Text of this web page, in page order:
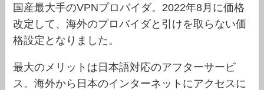
国産最大手のVPNプロバイダ。2022年8月に価格
改定して、海外のプロバイダと引けを取らない価
格設定となりました。
最大のメリットは日本語対応のアフターサービ
ス。海外から日本のインターネットにアクセスに